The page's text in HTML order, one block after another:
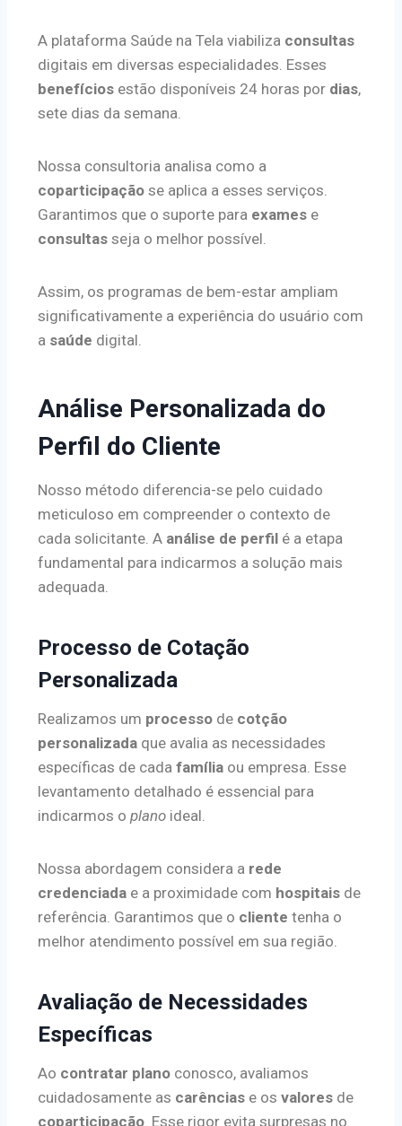
A plataforma Saúde na Tela viabiliza consultas
digitais em diversas especialidades. Esses
benefícios estão disponíveis 24 horas por dias,
sete dias da semana.
Nossa consultoria analisa como a
coparticipação se aplica a esses serviços.
Garantimos que o suporte para exames e
consultas seja o melhor possível.
Assim, os programas de bem-estar ampliam
significativamente a experiência do usuário com
a saúde digital.
Análise Personalizada do
Perfil do Cliente
Nosso método diferencia-se pelo cuidado
meticuloso em compreender o contexto de
cada solicitante. A análise de perfil é a etapa
fundamental para indicarmos a solução mais
adequada.
Processo de Cotação
Personalizada
Realizamos um processo de cotção
personalizada que avalia as necessidades
específicas de cada família ou empresa. Esse
levantamento detalhado é essencial para
indicarmos o plano ideal.
Nossa abordagem considera a rede
credenciada e a proximidade com hospitais de
referência. Garantimos que o cliente tenha o
melhor atendimento possível em sua região.
Avaliação de Necessidades
Específicas
Ao contratar plano conosco, avaliamos
cuidadosamente as carências e os valores de
coparticipação . Esse rigor evita surpresas no